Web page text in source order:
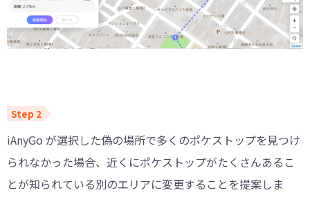
iAnyGo が選択した偽の場所で多くのポケストップを見つけ
られなかった場合、近くにポケストップがたくさんあるこ
とが知られている別のエリアに変更することを提案しま